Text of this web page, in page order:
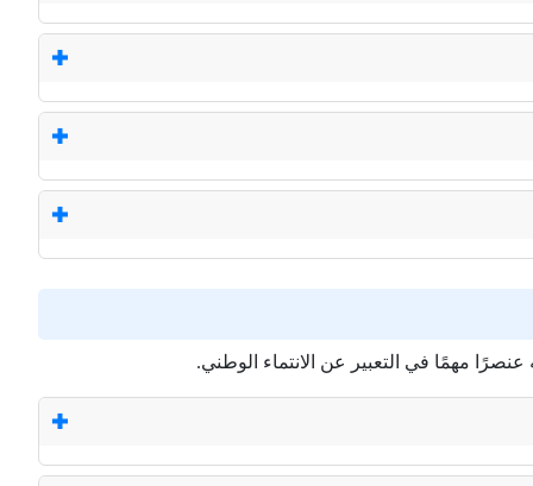
عنصرًا مهمًا في التعبير عن الانتماء الوطني.